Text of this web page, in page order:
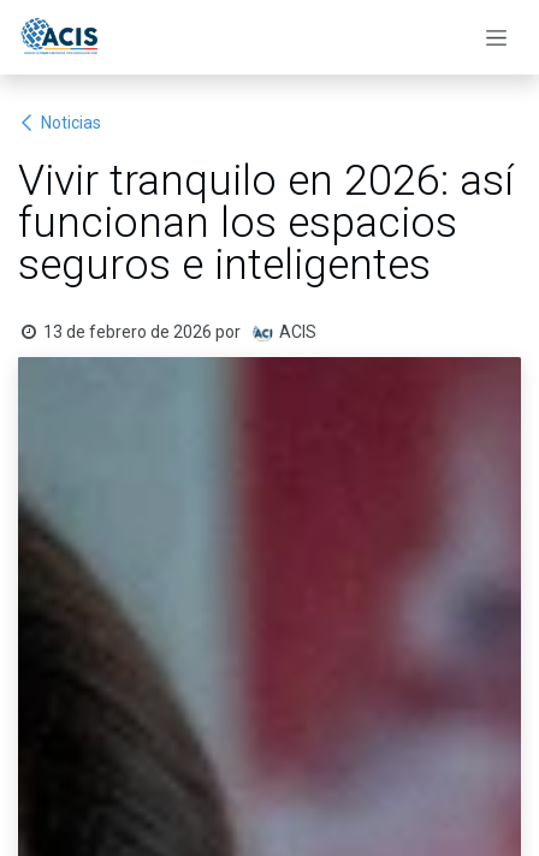
Noticias
Vivir tranquilo en 2026: así
funcionan los espacios
seguros e inteligentes
13 de febrero de 2026 por ACIS